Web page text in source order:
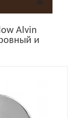
Alvin
и